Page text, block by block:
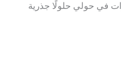
في حولي حلولًا جذرية